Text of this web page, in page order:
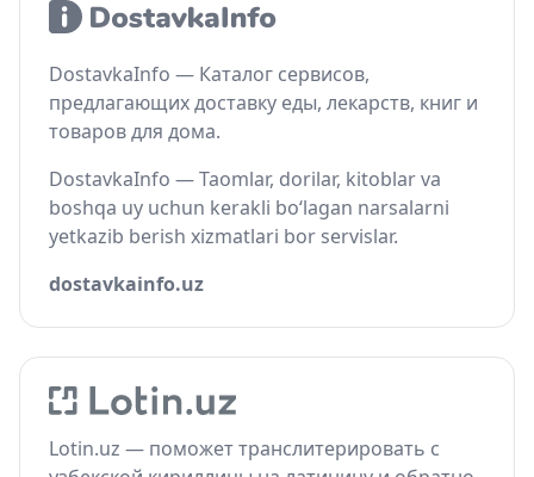
DostavkaInfo — Каталог сервисов,
предлагающих доставку еды, лекарств, книг и
товаров для дома.
DostavkaInfo — Taomlar, dorilar, kitoblar va
boshqa uy uchun kerakli bo‘lagan narsalarni
yetkazib berish xizmatlari bor servislar.
dostavkainfo.uz
Lotin.uz — поможет транслитерировать с